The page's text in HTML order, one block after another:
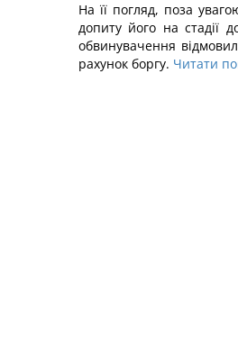
На її погляд, поза
допиту його на стадії
обвинувачення
рахунок боргу. Читати